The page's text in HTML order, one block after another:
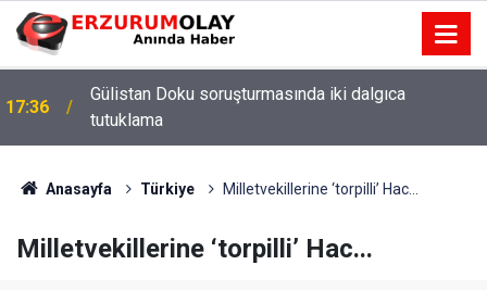
17:36
Gülistan Doku soruşturmasında iki dalgıca
tutuklama
Anasayfa Türkiye Milletvekillerine ‘torpilli’ Hac...
Milletvekillerine ‘torpilli’ Hac...